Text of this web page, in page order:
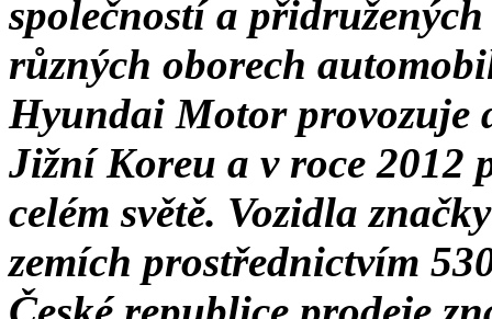
společností a
různých oborech
Hyundai Motor provozuje
Jižní Koreu a v roce 2012
celém světě. Vozidla
zemích prostřednictvím